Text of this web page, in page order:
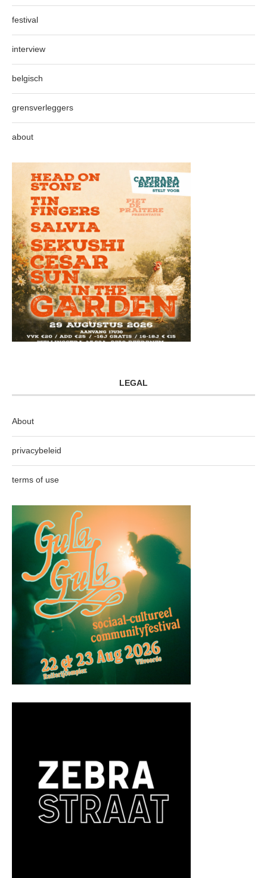
festival
interview
belgisch
grensverleggers
about
LEGAL
About
privacybeleid
terms of use